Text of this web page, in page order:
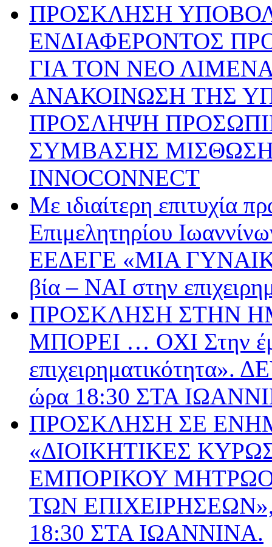
ΠΡΟΣΚΛΗΣΗ
ΕΝΔΙΑΦΕΡΟΝΤΟΣ
ΓΙΑ ΤΟΝ ΝΕΟ
ΑΝΑΚΟΙΝΩΣΗ ΤΗΣ
ΠΡΟΣΛΗΨΗ
ΣΥΜΒΑΣΗΣ
INNOCONNECT
Με ιδιαίτερη επιτυχία
Επιμελητηρίου
ΕΕΔΕΓΕ «ΜΙΑ
βία – ΝΑΙ στην
ΠΡΟΣΚΛΗΣΗ ΣΤΗΝ
ΜΠΟΡΕΙ … ΟΧΙ Στην
ώρα 18:30 ΣΤΑ
ΠΡΟΣΚΛΗΣΗ ΣΕ
«ΔΙΟΙΚΗΤΙΚΕΣ
ΕΜΠΟΡΙΚΟΥ
ΤΩΝ
18:30 ΣΤΑ ΙΩΑΝΝΙΝΑ.